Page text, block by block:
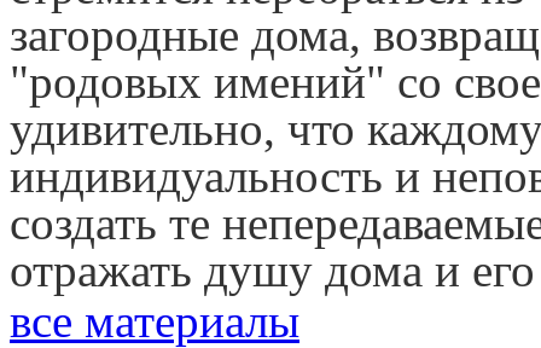
загородные дома,
"родовых имений" со
удивительно, что
индивидуальность и
создать те
отражать душу дома и его
все материалы